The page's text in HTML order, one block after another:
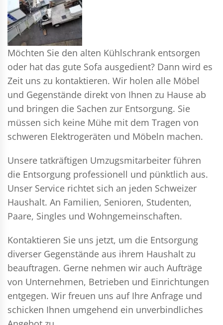
Möchten Sie den alten Kühlschrank entsorgen
oder hat das gute Sofa ausgedient? Dann wird es
Zeit uns zu kontaktieren. Wir holen alle Möbel
und Gegenstände direkt von Ihnen zu Hause ab
und bringen die Sachen zur Entsorgung. Sie
müssen sich keine Mühe mit dem Tragen von
schweren Elektrogeräten und Möbeln machen.
Unsere tatkräftigen Umzugsmitarbeiter führen
die Entsorgung professionell und pünktlich aus.
Unser Service richtet sich an jeden Schweizer
Haushalt. An Familien, Senioren, Studenten,
Paare, Singles und Wohngemeinschaften.
Kontaktieren Sie uns jetzt, um die Entsorgung
diverser Gegenstände aus ihrem Haushalt zu
beauftragen. Gerne nehmen wir auch Aufträge
von Unternehmen, Betrieben und Einrichtungen
entgegen. Wir freuen uns auf Ihre Anfrage und
schicken Ihnen umgehend ein unverbindliches